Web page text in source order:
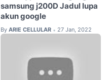
samsung j200D Jadul lupa
akun google
By ARIE CELLULAR • 27 Jan, 2022